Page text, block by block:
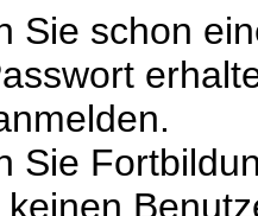
Sie schon
Sie
keinen